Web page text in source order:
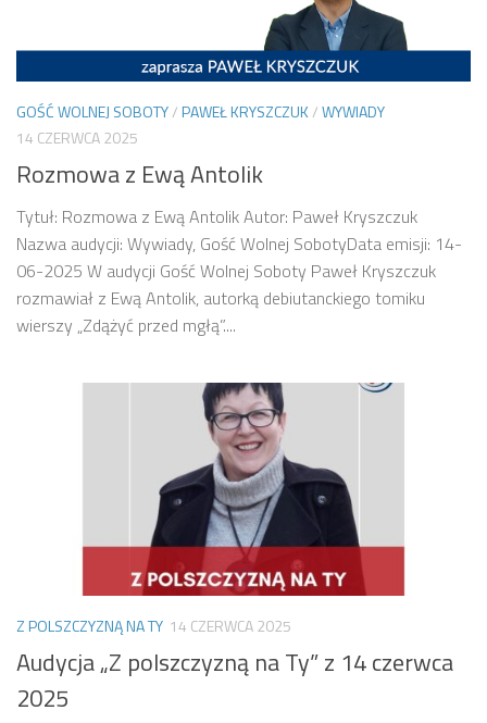
GOŚĆ WOLNEJ SOBOTY/PAWEŁ KRYSZCZUK/WYWIADY
14 CZERWCA 2025
Rozmowa z Ewą Antolik
Tytuł: Rozmowa z Ewą Antolik Autor: Paweł Kryszczuk
Nazwa audycji: Wywiady, Gość Wolnej SobotyData emisji: 14-
06-2025 W audycji Gość Wolnej Soboty Paweł Kryszczuk
rozmawiał z Ewą Antolik, autorką debiutanckiego tomiku
wierszy „Zdążyć przed mgłą”....
Z POLSZCZYZNĄ NA TY 14 CZERWCA 2025
Audycja „Z polszczyzną na Ty” z 14 czerwca
2025